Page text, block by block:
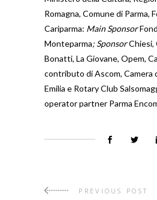
Romagna, Comune di Parma,
Cariparma: Main Sponsor
Monteparma; SponsorChiesi,
Bonatti, La Giovane, Opem,
contributo di Ascom, Camera
Emilia e Rotary Club
operator partner Parma
PREVIOUS POST